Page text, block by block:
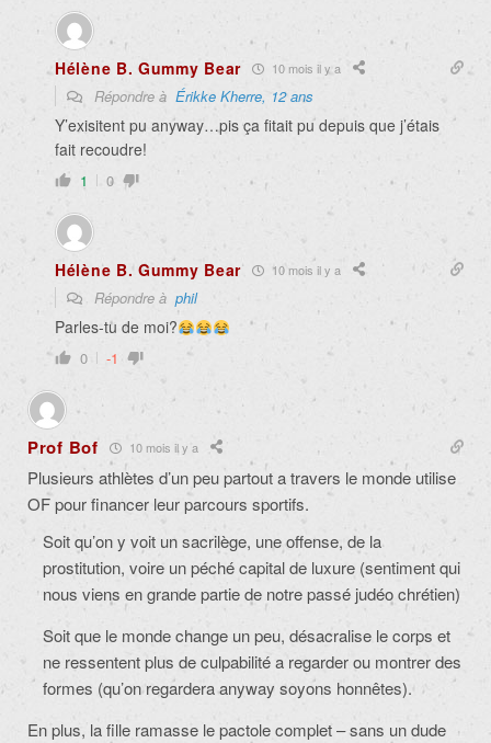
Hélène B. Gummy Bear 10 mois il y a
Répondre à Érikke Kherre, 12 ans
Y’exisitent pu anyway…pis ça fitait pu depuis que j’étais
fait recoudre!
1 0
Hélène B. Gummy Bear 10 mois il y a
Répondre à phil
Parles-tu de moi?
0 -1
Prof Bof 10 mois il y a
Plusieurs athlètes d’un peu partout a travers le monde utilise
OF pour financer leur parcours sportifs.
Soit qu’on y voit un sacrilège, une offense, de la
prostitution, voire un péché capital de luxure (sentiment qui
nous viens en grande partie de notre passé judéo chrétien)
Soit que le monde change un peu, désacralise le corps et
ne ressentent plus de culpabilité a regarder ou montrer des
formes (qu’on regardera anyway soyons honnêtes).
En plus, la fille ramasse le pactole complet – sans un dude